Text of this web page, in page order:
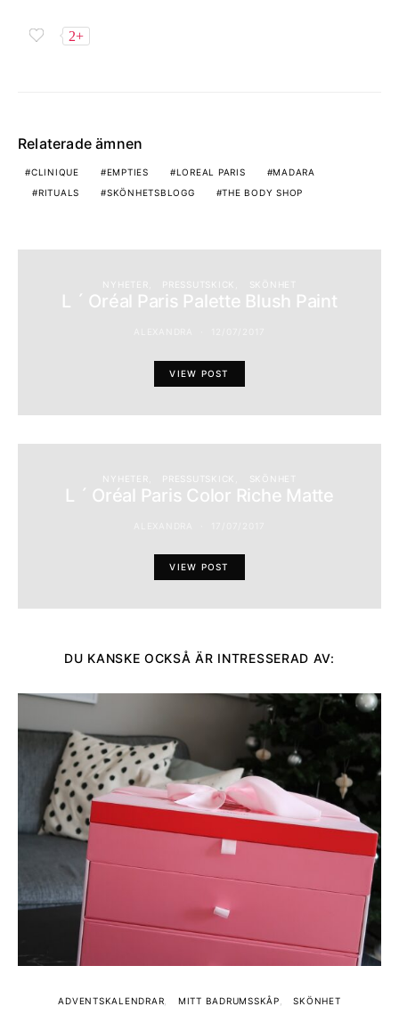
2+
Relaterade ämnen
CLINIQUE EMPTIES LOREAL PARIS
MADARA
RITUALS
SKÖNHETSBLOGG THE BODY SHOP
NYHETER PRESSUTSKICK SKÖNHET
L ´ Oréal Paris Palette Blush Paint
VIEW POST
NYHETER PRESSUTSKICK SKÖNHET
L ´ Oréal Paris Color Riche Matte
VIEW POST
DU KANSKE OCKSÅ ÄR INTRESSERAD AV:
ADVENTSKALENDRAR MITT BADRUMSSKÅP SKÖNHET